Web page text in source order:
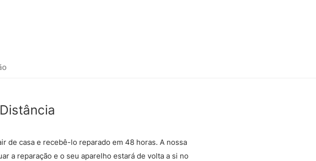
de casa e recebê-lo reparado em 48 horas. A nossa
a reparação e o seu aparelho estará de volta a si no